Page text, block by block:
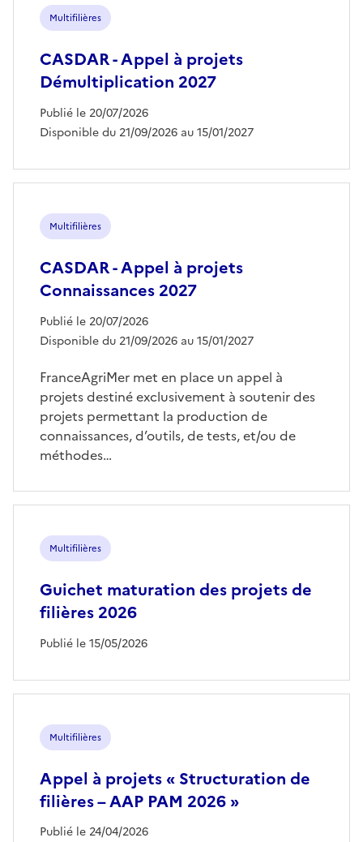
Multifilières
CASDAR - Appel à projets
Démultiplication 2027
Publié le 20/07/2026
Disponible du 21/09/2026 au 15/01/2027
Multifilières
CASDAR - Appel à projets
Connaissances 2027
Publié le 20/07/2026
Disponible du 21/09/2026 au 15/01/2027
FranceAgriMer met en place un appel à
projets destiné exclusivement à soutenir des
projets permettant la production de
connaissances, d’outils, de tests, et/ou de
méthodes…
Multifilières
Guichet maturation des projets de
filières 2026
Publié le 15/05/2026
Multifilières
Appel à projets « Structuration de
filières – AAP PAM 2026 »
Publié le 24/04/2026